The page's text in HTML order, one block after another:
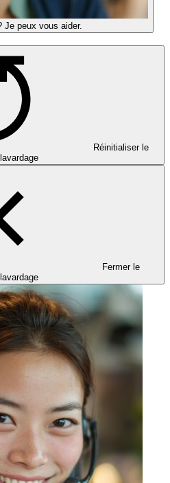
Je peux vous aider.
Réinitialiser le
Fermer le